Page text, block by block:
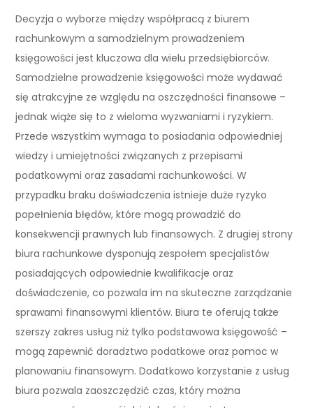
Decyzja o wyborze między współpracą z biurem
rachunkowym a samodzielnym prowadzeniem
księgowości jest kluczowa dla wielu przedsiębiorców.
Samodzielne prowadzenie księgowości może wydawać
się atrakcyjne ze względu na oszczędności finansowe –
jednak wiąże się to z wieloma wyzwaniami i ryzykiem.
Przede wszystkim wymaga to posiadania odpowiedniej
wiedzy i umiejętności związanych z przepisami
podatkowymi oraz zasadami rachunkowości. W
przypadku braku doświadczenia istnieje duże ryzyko
popełnienia błędów, które mogą prowadzić do
konsekwencji prawnych lub finansowych. Z drugiej strony
biura rachunkowe dysponują zespołem specjalistów
posiadających odpowiednie kwalifikacje oraz
doświadczenie, co pozwala im na skuteczne zarządzanie
sprawami finansowymi klientów. Biura te oferują także
szerszy zakres usług niż tylko podstawowa księgowość –
mogą zapewnić doradztwo podatkowe oraz pomoc w
planowaniu finansowym. Dodatkowo korzystanie z usług
biura pozwala zaoszczędzić czas, który można